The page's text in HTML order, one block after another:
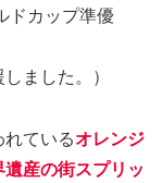
ドカップ準優
ました。）
ているオレンジ
遺産の街スプリッ